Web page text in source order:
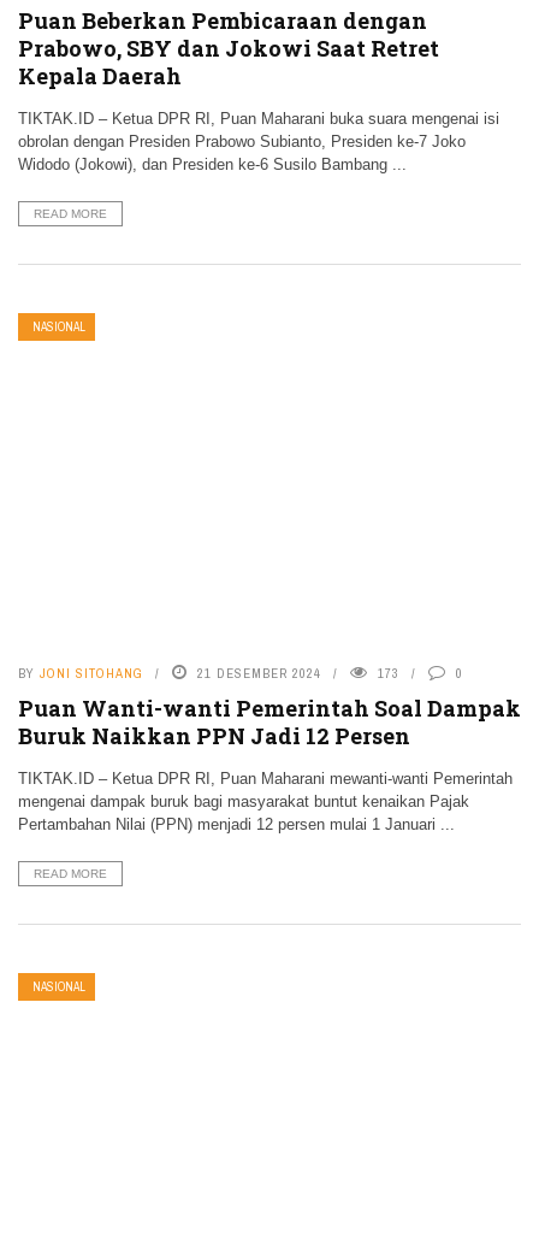
Puan Beberkan Pembicaraan dengan
Prabowo, SBY dan Jokowi Saat Retret
Kepala Daerah
TIKTAK.ID – Ketua DPR RI, Puan Maharani buka suara mengenai isi
obrolan dengan Presiden Prabowo Subianto, Presiden ke-7 Joko
Widodo (Jokowi), dan Presiden ke-6 Susilo Bambang ...
READ MORE
NASIONAL
BY JONI SITOHANG 21 DESEMBER 2024 173 0
Puan Wanti-wanti Pemerintah Soal Dampak
Buruk Naikkan PPN Jadi 12 Persen
TIKTAK.ID – Ketua DPR RI, Puan Maharani mewanti-wanti Pemerintah
mengenai dampak buruk bagi masyarakat buntut kenaikan Pajak
Pertambahan Nilai (PPN) menjadi 12 persen mulai 1 Januari ...
READ MORE
NASIONAL